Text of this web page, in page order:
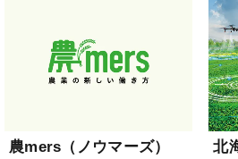
農mers（ノウマーズ）
北